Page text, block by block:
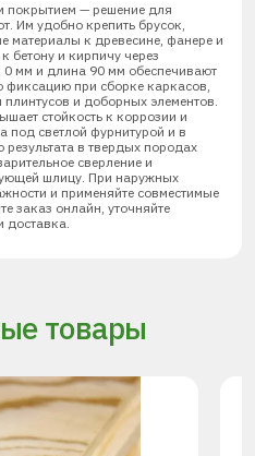
покрытием — решение для
Им удобно крепить брусок,
материалы к древесине, фанере и
бетону и кирпичу через
мм и длина 90 мм обеспечивают
при сборке каркасов,
и доборных элементов.
стойкость к коррозии и
под светлой фурнитурой и в
в твердых породах
сверление и
шлицу. При наружных
и применяйте совместимые
заказ онлайн, уточняйте
доставка.
товары